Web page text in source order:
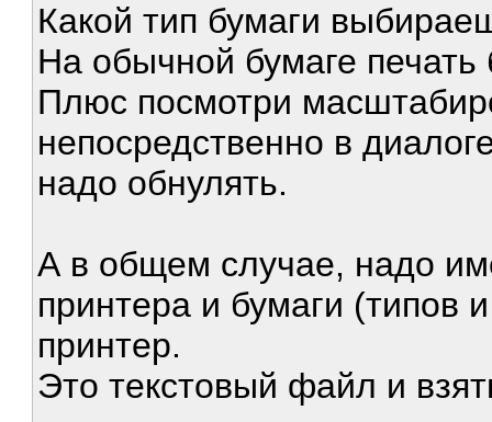
Какой тип бумаги
На обычной бумаге печать
Плюс посмотри
непосредственно в
надо обнулять.
А в общем случае, надо
принтера и бумаги (типов
принтер.
Это текстовый файл и